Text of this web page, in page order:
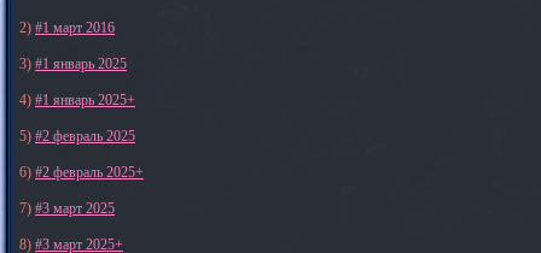
2) #1 март 2016
3) #1 январь 2025
4) #1 январь 2025+
5) #2 февраль 2025
6) #2 февраль 2025+
7) #3 март 2025
8) #3 март 2025+